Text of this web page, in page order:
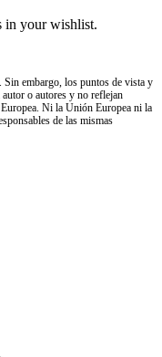
in your wishlist.
embargo, los puntos de vista y
o autores y no reflejan
Ni la Unión Europea ni la
de las mismas